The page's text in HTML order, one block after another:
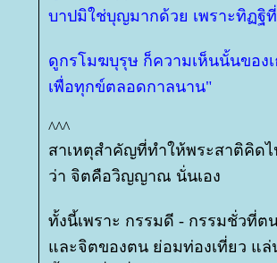
บาปมิใช่บุญมากด้วย เพราะทิฏฐิ
ดูกรโมฆบุรุษ ก็ความเห็นนั้นของ
เพื่อทุกข์ตลอดกาลนาน"
^^^
สาเหตุสำคัญที่ทำให้พระสาติคิดไ
ว่า จิตคือวิญญาณ นั่นเอง
ทั้งนี้เพราะ กรรมดี - กรรมชั่วที่
ละจิตของตน ย่อมท่องเที่ยว แล่